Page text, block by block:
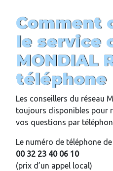
Comment
le service
MONDIAL
téléphone
Les conseillers du réseau
toujours disponibles pour
vos questions par
Le numéro de téléphone
00 32 23 40 06 10
(prix d’un appel local)